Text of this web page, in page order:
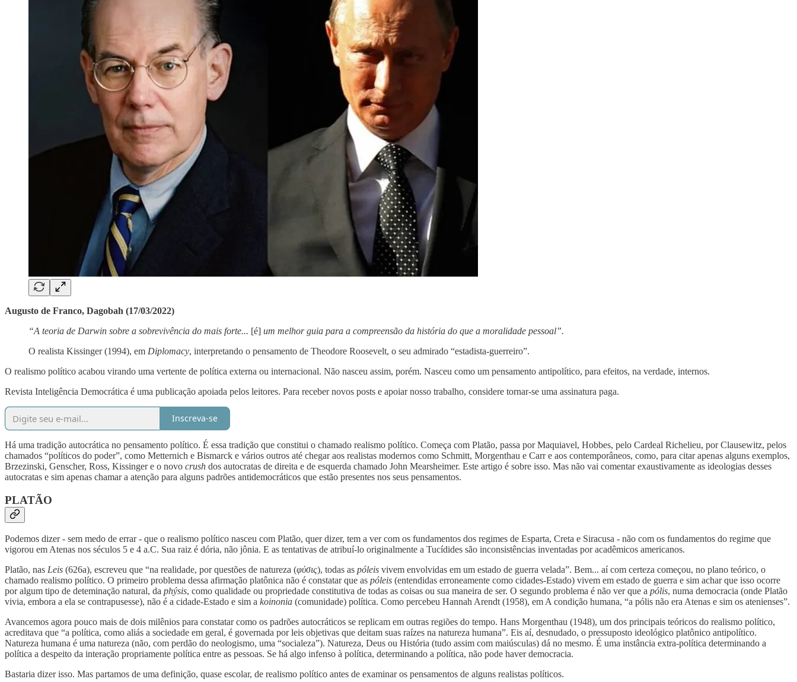
Augusto de Franco, Dagobah (17/03/2022)
“A teoria de Darwin sobre a sobrevivência do mais forte... [é] um melhor guia para a compreensão da história do que a moralidade pessoal”.
O realista Kissinger (1994), em Diplomacy, interpretando o pensamento de Theodore Roosevelt, o seu admirado “estadista-guerreiro”.
O realismo político acabou virando uma vertente de política externa ou internacional. Não nasceu assim, porém. Nasceu como um pensamento antipolítico, para efeitos, na verdade, internos.
Revista Inteligência Democrática é uma publicação apoiada pelos leitores. Para receber novos posts e apoiar nosso trabalho, considere tornar-se uma assinatura paga.
Inscreva-se
Há uma tradição autocrática no pensamento político. É essa tradição que constitui o chamado realismo político. Começa com Platão, passa por Maquiavel, Hobbes, pelo Cardeal Richelieu, por Clausewitz, pelos
chamados “políticos do poder”, como Metternich e Bismarck e vários outros até chegar aos realistas modernos como Schmitt, Morgenthau e Carr e aos contemporâneos, como, para citar apenas alguns exemplos,
Brzezinski, Genscher, Ross, Kissinger e o novo crush dos autocratas de direita e de esquerda chamado John Mearsheimer. Este artigo é sobre isso. Mas não vai comentar exaustivamente as ideologias desses
autocratas e sim apenas chamar a atenção para alguns padrões antidemocráticos que estão presentes nos seus pensamentos.
PLATÃO
Podemos dizer - sem medo de errar - que o realismo político nasceu com Platão, quer dizer, tem a ver com os fundamentos dos regimes de Esparta, Creta e Siracusa - não com os fundamentos do regime que
vigorou em Atenas nos séculos 5 e 4 a.C. Sua raiz é dória, não jônia. E as tentativas de atribuí-lo originalmente a Tucídides são inconsistências inventadas por acadêmicos americanos.
Platão, nas Leis (626a), escreveu que “na realidade, por questões de natureza (φύσις), todas as póleis vivem envolvidas em um estado de guerra velada”. Bem... aí com certeza começou, no plano teórico, o
chamado realismo político. O primeiro problema dessa afirmação platônica não é constatar que as póleis (entendidas erroneamente como cidades-Estado) vivem em estado de guerra e sim achar que isso ocorre
por algum tipo de deteminação natural, da phýsis, como qualidade ou propriedade constitutiva de todas as coisas ou sua maneira de ser. O segundo problema é não ver que a pólis, numa democracia (onde Platão
vivia, embora a ela se contrapusesse), não é a cidade-Estado e sim a koinonia (comunidade) política. Como percebeu Hannah Arendt (1958), em A condição humana, “a pólis não era Atenas e sim os atenienses”.
Avancemos agora pouco mais de dois milênios para constatar como os padrões autocráticos se replicam em outras regiões do tempo. Hans Morgenthau (1948), um dos principais teóricos do realismo político,
acreditava que “a política, como aliás a sociedade em geral, é governada por leis objetivas que deitam suas raízes na natureza humana”. Eis aí, desnudado, o pressuposto ideológico platônico antipolítico.
Natureza humana é uma natureza (não, com perdão do neologismo, uma “socialeza”). Natureza, Deus ou História (tudo assim com maiúsculas) dá no mesmo. É uma instância extra-política determinando a
política a despeito da interação propriamente política entre as pessoas. Se há algo infenso à política, determinando a política, não pode haver democracia.
Bastaria dizer isso. Mas partamos de uma definição, quase escolar, de realismo político antes de examinar os pensamentos de alguns realistas políticos.